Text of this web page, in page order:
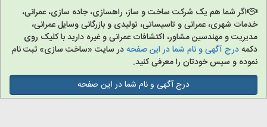
اگر شما هم یک شرکت ساخت و ساز، راهسازی، جاده سازی، عمرانی،
خدمات شهری، عمرانی و تاسیساتی، تولیدی و بازرگانی وسایل عمرانی،
مدیریت و مهندسین مشاور، اکتشافات عمرانی و غیره دارید با کلیک روی
دکمهدرج آگهی و نام شما در این صفحهدر سایت «ساخت سازی» ثبت نام
نموده و سپس خودتان را معرفی کنید.
درج آگهی و نام شما در این صفحه